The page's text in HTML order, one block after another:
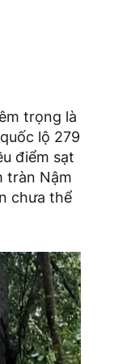
trọng là
lộ 279
điểm sạt
tràn Nậm
chưa thể